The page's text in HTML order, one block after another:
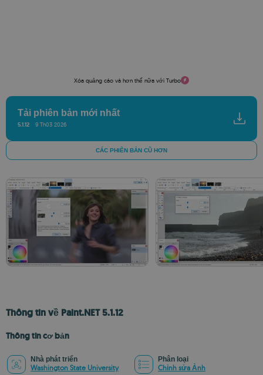
Xóa quảng cáo và hơn thế nữa với Turbo
Tải phiên bản mới nhất
5.1.12 9 Th03 2026
CÁC PHIÊN BẢN CŨ HƠN
Thông tin về Paint.NET 5.1.12
Thông tin cơ bản
Nhà phát triển
Washington State University
Phân loại
Chỉnh sửa Ảnh